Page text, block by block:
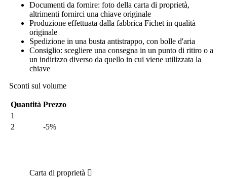
Documenti da fornire: foto della carta di proprietà,
altrimenti fornirci una chiave originale
Produzione effettuata dalla fabbrica Fichet in qualità
originale
Spedizione in una busta antistrappo, con bolle d'aria
Consiglio: scegliere una consegna in un punto di ritiro o a
un indirizzo diverso da quello in cui viene utilizzata la
chiave
Sconti sul volume
Quantità Prezzo
1
2
-5%
Carta di proprietà